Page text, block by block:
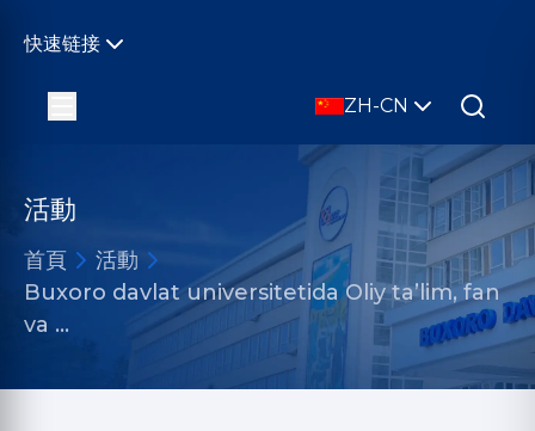
快速链接
ZH-CN
活動
首頁
活動
Buxoro davlat universitetida Oliy ta’lim, fan
va …